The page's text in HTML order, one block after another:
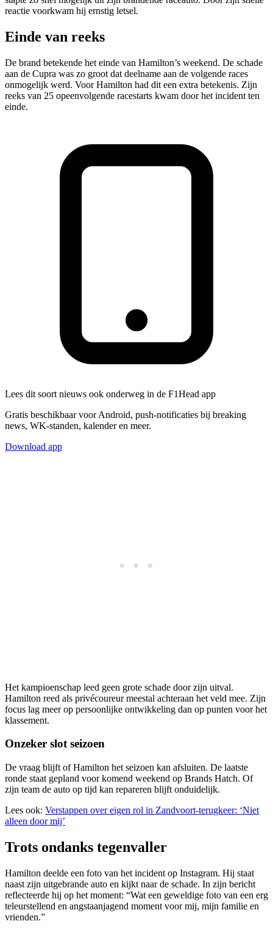
reactie voorkwam hij ernstig letsel.
Einde van reeks
De brand betekende het einde van Hamilton’s weekend. De schade
aan de Cupra was zo groot dat deelname aan de volgende races
onmogelijk werd. Voor Hamilton had dit een extra betekenis. Zijn
reeks van 25 opeenvolgende racestarts kwam door het incident ten
einde.
Lees dit soort nieuws ook onderweg in de F1Head app
Gratis beschikbaar voor Android, push-notificaties bij breaking
news, WK-standen, kalender en meer.
Download app
Het kampioenschap leed geen grote schade door zijn uitval.
Hamilton reed als privécoureur meestal achteraan het veld mee. Zijn
focus lag meer op persoonlijke ontwikkeling dan op punten voor het
klassement.
Onzeker slot seizoen
De vraag blijft of Hamilton het seizoen kan afsluiten. De laatste
ronde staat gepland voor komend weekend op Brands Hatch. Of
zijn team de auto op tijd kan repareren blijft onduidelijk.
Lees ook: Verstappen over eigen rol in Zandvoort-terugkeer: ‘Niet
alleen door mij’
Trots ondanks tegenvaller
Hamilton deelde een foto van het incident op Instagram. Hij staat
naast zijn uitgebrande auto en kijkt naar de schade. In zijn bericht
reflecteerde hij op het moment: “Wat een geweldige foto van een erg
teleurstellend en angstaanjagend moment voor mij, mijn familie en
vrienden.”